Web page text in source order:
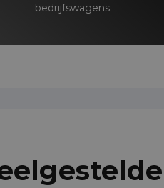
bedrijfswagens.